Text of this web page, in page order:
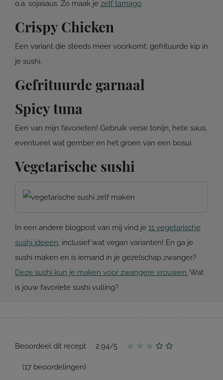
o.a. sojasaus. Zo maak je zelf tamago.
Crispy Chicken
Een variant die steeds meer voorkomt: gefrituurde kip in
je sushi.
Gefrituurde garnaal
Spicy tuna
Een van mijn favorieten! Gebruik verse tonijn, hete saus,
eventueel wat gember en het groen van een bosui.
Vegetarische sushi
In een andere blogpost van mij vind je 11 vegetarische
sushi ideeën, inclusief wat vegan varianten! En ga je
sushi maken en is iemand in je gezelschap zwanger?
Deze sushi kun je maken voor zwangere vrouwen. Wat
is jouw favoriete sushi vulling?
Beoordeel dit recept 2.94/5
(17 beoordelingen)